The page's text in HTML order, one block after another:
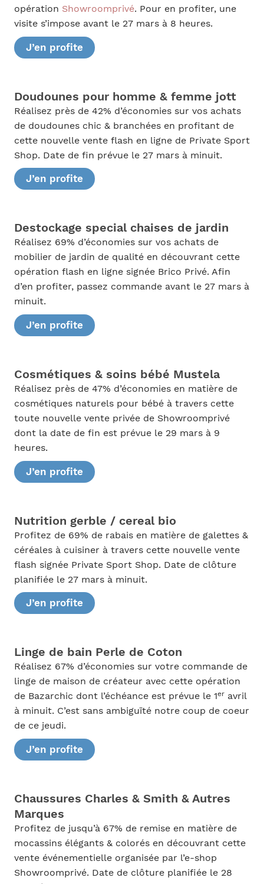
opération Showroomprivé. Pour en profiter, une
visite s’impose avant le 27 mars à 8 heures.
J’en profite
Doudounes pour homme & femme jott
Réalisez près de 42% d’économies sur vos achats
de doudounes chic & branchées en profitant de
cette nouvelle vente flash en ligne de Private Sport
Shop. Date de fin prévue le 27 mars à minuit.
J’en profite
Destockage special chaises de jardin
Réalisez 69% d’économies sur vos achats de
mobilier de jardin de qualité en découvrant cette
opération flash en ligne signée Brico Privé. Afin
d’en profiter, passez commande avant le 27 mars à
minuit.
J’en profite
Cosmétiques & soins bébé Mustela
Réalisez près de 47% d’économies en matière de
cosmétiques naturels pour bébé à travers cette
toute nouvelle vente privée de Showroomprivé
dont la date de fin est prévue le 29 mars à 9
heures.
J’en profite
Nutrition gerble / cereal bio
Profitez de 69% de rabais en matière de galettes &
céréales à cuisiner à travers cette nouvelle vente
flash signée Private Sport Shop. Date de clôture
planifiée le 27 mars à minuit.
J’en profite
Linge de bain Perle de Coton
Réalisez 67% d’économies sur votre commande de
linge de maison de créateur avec cette opération
de Bazarchic dont l’échéance est prévue le 1eravril
à minuit. C’est sans ambiguïté notre coup de coeur
de ce jeudi.
J’en profite
Chaussures Charles & Smith & Autres
Marques
Profitez de jusqu’à 67% de remise en matière de
mocassins élégants & colorés en découvrant cette
vente événementielle organisée par l’e-shop
Showroomprivé. Date de clôture planifiée le 28